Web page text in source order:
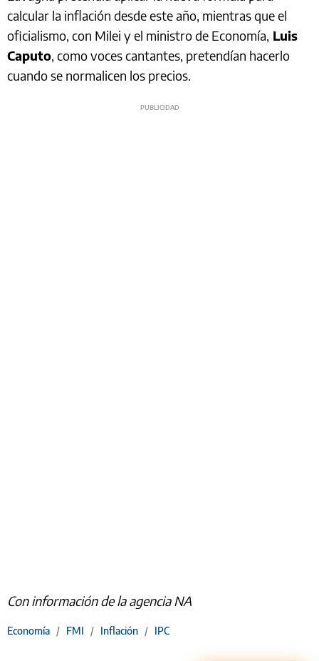
calcular la inflación desde este año, mientras que el
oficialismo, con Milei y el ministro de Economía, Luis
Caputo, como voces cantantes, pretendían hacerlo
cuando se normalicen los precios.
Con información de la agencia NA
Economía / FMI / Inflación / IPC